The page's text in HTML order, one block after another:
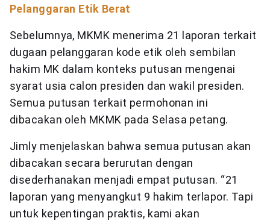
Pelanggaran Etik Berat
Sebelumnya, MKMK menerima 21 laporan terkait
dugaan pelanggaran kode etik oleh sembilan
hakim MK dalam konteks putusan mengenai
syarat usia calon presiden dan wakil presiden.
Semua putusan terkait permohonan ini
dibacakan oleh MKMK pada Selasa petang.
Jimly menjelaskan bahwa semua putusan akan
dibacakan secara berurutan dengan
disederhanakan menjadi empat putusan. “21
laporan yang menyangkut 9 hakim terlapor. Tapi
untuk kepentingan praktis, kami akan